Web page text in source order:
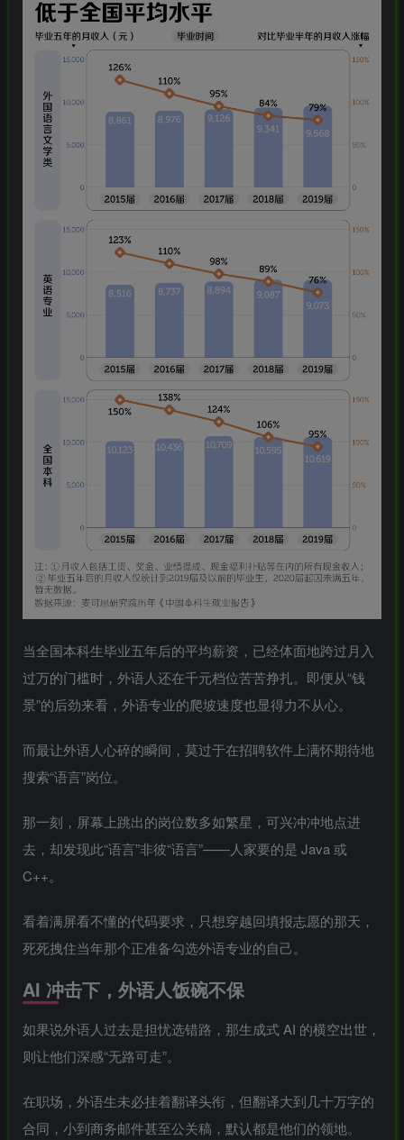
当全国本科生毕业五年后的平均薪资，已经体面地跨过月入
过万的门槛时，外语人还在千元档位苦苦挣扎。即便从“钱
景”的后劲来看，外语专业的爬坡速度也显得力不从心。
而最让外语人心碎的瞬间，莫过于在招聘软件上满怀期待地
搜索“语言”岗位。
那一刻，屏幕上跳出的岗位数多如繁星，可兴冲冲地点进
去，却发现此“语言”非彼“语言”——人家要的是 Java 或
C++。
看着满屏看不懂的代码要求，只想穿越回填报志愿的那天，
死死拽住当年那个正准备勾选外语专业的自己。
AI 冲击下，外语人饭碗不保
如果说外语人过去是担忧选错路，那生成式 AI 的横空出世，
则让他们深感“无路可走”。
在职场，外语生未必挂着翻译头衔，但翻译大到几十万字的
合同，小到商务邮件甚至公关稿，默认都是他们的领地。